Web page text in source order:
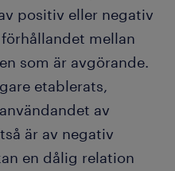
positiv eller negativ
mellan
som är avgörande.
etablerats,
av
är av negativ
en dålig relation